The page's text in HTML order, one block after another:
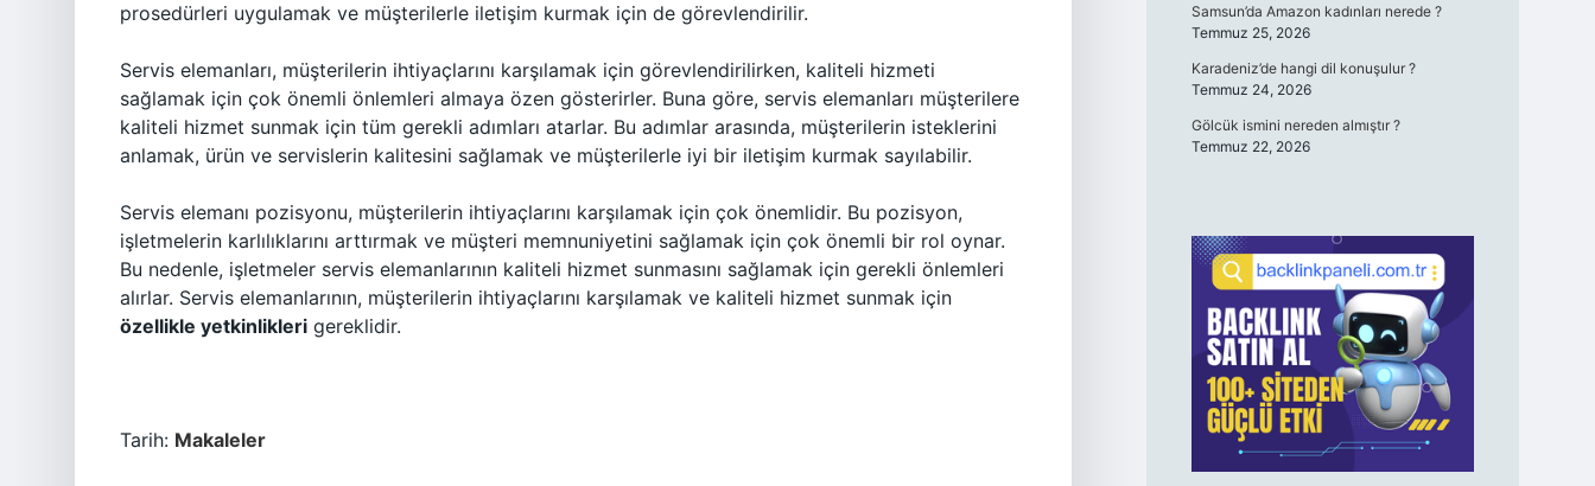
prosedürleri uygulamak ve müşterilerle iletişim kurmak için de görevlendirilir.
Servis elemanları, müşterilerin ihtiyaçlarını karşılamak için görevlendirilirken, kaliteli hizmeti
sağlamak için çok önemli önlemleri almaya özen gösterirler. Buna göre, servis elemanları müşterilere
kaliteli hizmet sunmak için tüm gerekli adımları atarlar. Bu adımlar arasında, müşterilerin isteklerini
anlamak, ürün ve servislerin kalitesini sağlamak ve müşterilerle iyi bir iletişim kurmak sayılabilir.
Servis elemanı pozisyonu, müşterilerin ihtiyaçlarını karşılamak için çok önemlidir. Bu pozisyon,
işletmelerin karlılıklarını arttırmak ve müşteri memnuniyetini sağlamak için çok önemli bir rol oynar.
Bu nedenle, işletmeler servis elemanlarının kaliteli hizmet sunmasını sağlamak için gerekli önlemleri
alırlar. Servis elemanlarının, müşterilerin ihtiyaçlarını karşılamak ve kaliteli hizmet sunmak için
özellikle yetkinlikleri gereklidir.
Tarih: Makaleler
Samsun’da Amazon kadınları nerede ?
Temmuz 25, 2026
Karadeniz’de hangi dil konuşulur ?
Temmuz 24, 2026
Gölcük ismini nereden almıştır ?
Temmuz 22, 2026